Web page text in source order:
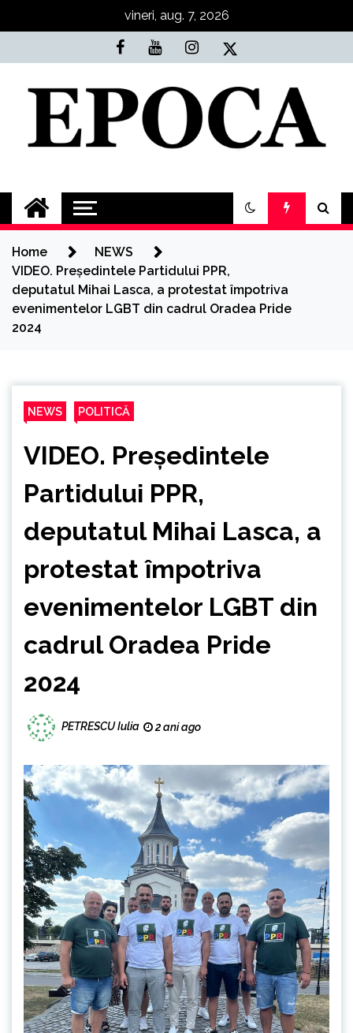
vineri, aug. 7, 2026
Epoca
Cele mai noi știri online din România
Home
NEWS
VIDEO. Președintele Partidului PPR,
deputatul Mihai Lasca, a protestat împotriva
evenimentelor LGBT din cadrul Oradea Pride
2024
NEWS POLITICĂ
VIDEO. Președintele
Partidului PPR,
deputatul Mihai Lasca, a
protestat împotriva
evenimentelor LGBT din
cadrul Oradea Pride
2024
PETRESCU Iulia 2 ani ago